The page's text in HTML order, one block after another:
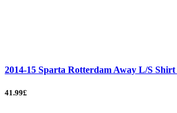
2014-15 Sparta Rotterdam Away L/S
41.99£